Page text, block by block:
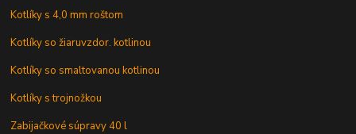
Kotlíky s 4,0 mm roštom
Kotlíky so žiaruvzdor. kotlinou
Kotlíky so smaltovanou kotlinou
Kotlíky s trojnožkou
Zabijačkové súpravy 40 l